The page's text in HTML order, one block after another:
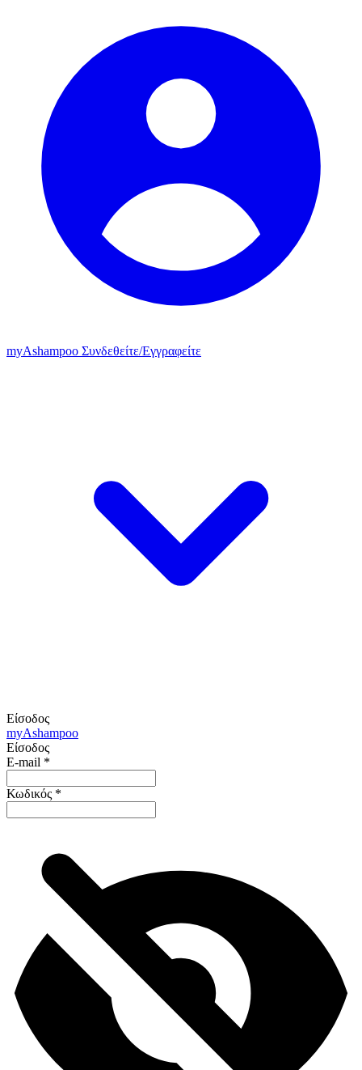
myAshampoo Συνδεθείτε/Εγγραφείτε
Είσοδος
myAshampoo
Είσοδος
E-mail *
Κωδικός *